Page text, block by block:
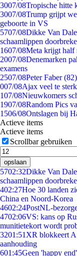
3007/08Tropische hitte
3007/08Trump grijpt
geboorte in VS
5707/08Dikke Van
schaamlippen
1607/08Meta krijgt half
2007/08Denemarken
examens
2507/08Peter Faber
007/08Ajax veel te
107/08Nieuwkomers
1907/08Random Pics
1506/08Ontslagen bij
Actieve items
Actieve items
Scrollbar gebruiken
opslaan
5702:32Dikke Van
schaamlippen
402:27Hoe 30 landen
China en Noord-Korea
4602:24PostNL-
4702:06VS: kans op
munitietekort wordt
3201:51 XR blokkeert
aanhouding
601:45Geen 'happy